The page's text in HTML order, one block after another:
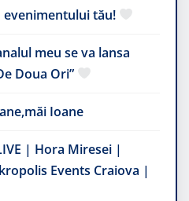
evenimentului tău!
meu se va lansa
Doua Ori”
Ioane
| Hora Miresei |
Events Craiova |